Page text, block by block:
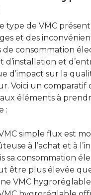
type de VMC
et des
de consommation
d’installation et
d’impact sur la
Voici un comparatif
éléments à
:
simple flux est
à l’achat et à
sa consommation
être plus élevée
VMC